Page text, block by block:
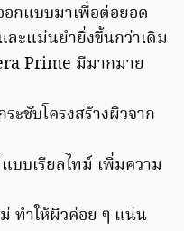
กแบบมาเพื่อต่อยอด
ะแม่นยำยิ่งขึ้นกว่าเดิม
Prime มีมากมาย
ะชับโครงสร้างผิวจาก
บบเรียลไทม์ เพิ่มความ
ทำให้ผิวค่อย ๆ แน่น